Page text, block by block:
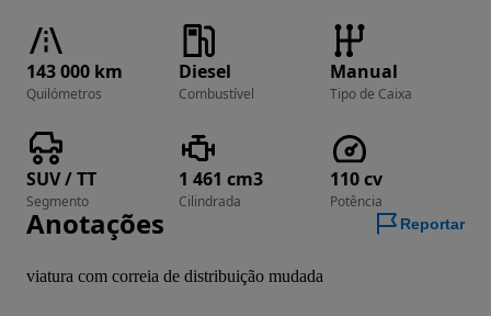
143 000 km
Quilómetros
Diesel
Combustível
Manual
Tipo de Caixa
SUV / TT
Segmento
1 461 cm3
Cilindrada
110 cv
Potência
Anotações Reportar
viatura com correia de distribuição mudada